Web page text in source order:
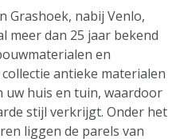
Grashoek, nabij Venlo,
meer dan 25 jaar bekend
en
antieke materialen
uw huis en tuin, waardoor
stijl verkrijgt. Onder het
liggen de parels van